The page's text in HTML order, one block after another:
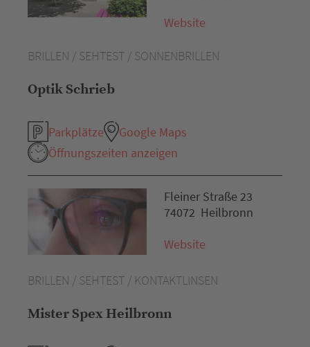
BRILLEN / SEHTEST / SONNENBRILLEN
Optik Schrieb
Parkplätze
Google Maps
Öffnungszeiten anzeigen
Website
BRILLEN / SEHTEST / KONTAKTLINSEN
Mister Spex Heilbronn
Fleiner Straße 23
74072 Heilbronn
Website